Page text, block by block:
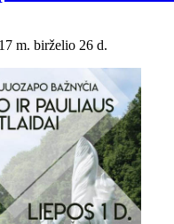
m. birželio 26 d.